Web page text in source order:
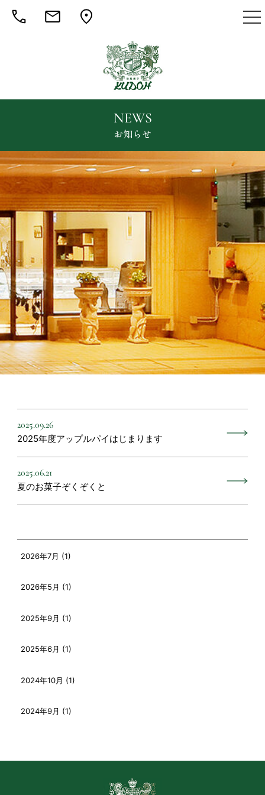
NEWS
お知らせ
2025.09.26
2025年度アップルパイはじまります
2025.06.21
夏のお菓子ぞくぞくと
2026年7月 (1)
2026年5月 (1)
2025年9月 (1)
2025年6月 (1)
2024年10月 (1)
2024年9月 (1)